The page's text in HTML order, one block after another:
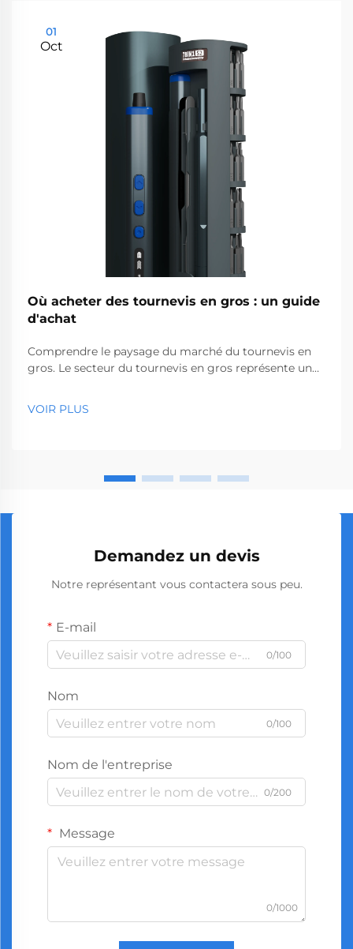
01
Oct
Où acheter des tournevis en gros : un guide
d'achat
Comprendre le paysage du marché du tournevis en
gros. Le secteur du tournevis en gros représente un
quincailleries aux sociétés de construction. Avec la
VOIR PLUS
Demandez un devis
Notre représentant vous contactera sous peu.
E-mail
0/100
Nom
0/100
Nom de l'entreprise
0/200
Message
0/1000